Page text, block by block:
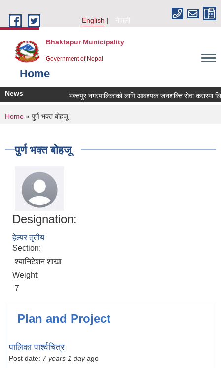
English
नेपाली
Bhaktapur Municipality
Government of Nepal
Home
News भक्तपुर नगरपालिकाको लागि आवश्यक जनशक्ति सेवा करारमा
You are here
Home » पुुर्ण भक्त बोहजू
पुुर्ण भक्त बोहजू
Designation:
हेल्पर तृतीय
Section:
श्यानिटेशन शाखा
Weight:
7
Plan and Project
पालिका पार्श्वचित्र
Post date: 7 years 1 dayago